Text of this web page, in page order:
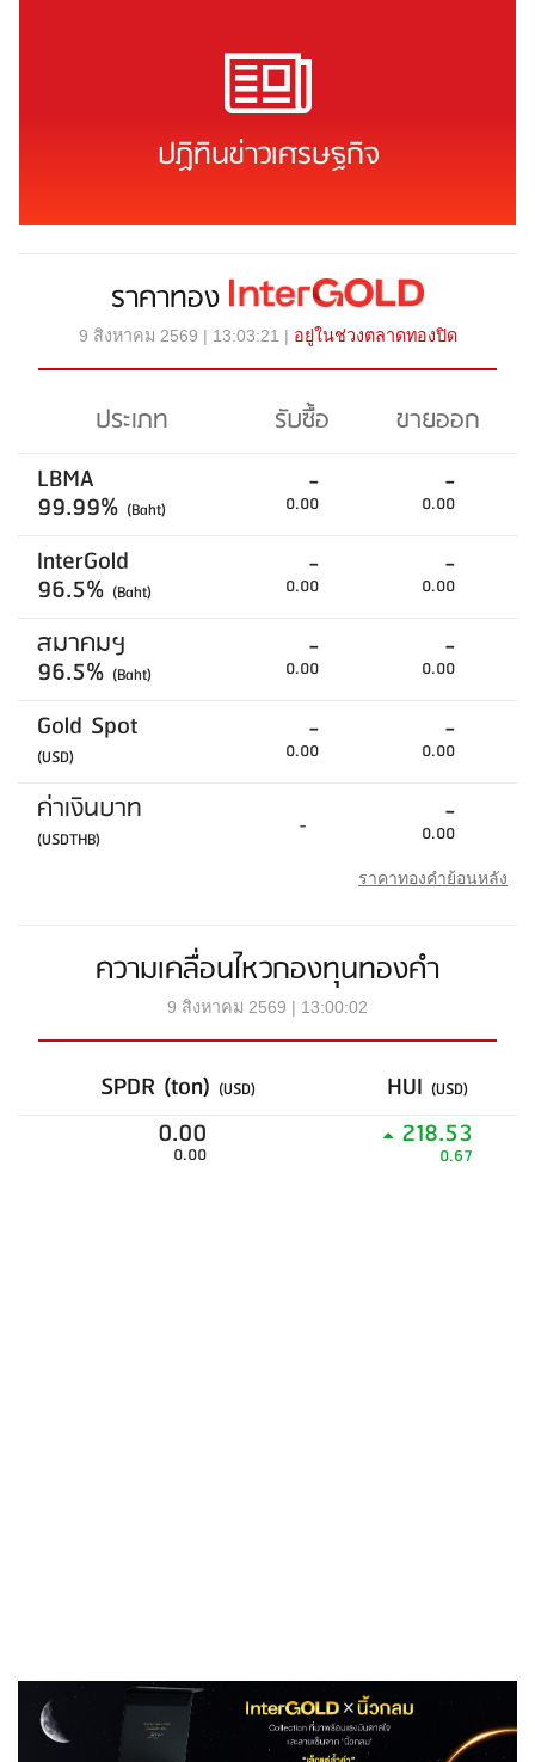
ปฏิทินข่าวเศรษฐกิจ
ราคาทอง
9 สิงหาคม 2569 | 13:03:21 | อยู่ในช่วงตลาดทองปิด
ประเภท รับซื้อ
ขายออก
LBMA
99.99% (Baht)
-
0.00
-
0.00
InterGold
96.5% (Baht)
-
0.00
-
0.00
สมาคมฯ
96.5% (Baht)
-
0.00
-
0.00
Gold Spot
(USD)
-
0.00
-
0.00
ค่าเงินบาท
(USDTHB) - -
0.00
ราคาทองคำย้อนหลัง
ความเคลื่อนไหวกองทุนทองคำ
9 สิงหาคม 2569 | 13:00:02
SPDR (ton) (USD) HUI (USD)
0.00
0.00
218.53
0.67